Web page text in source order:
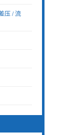
压 / 流